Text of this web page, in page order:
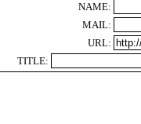
NAME:
MAIL:
URL:
TITLE: